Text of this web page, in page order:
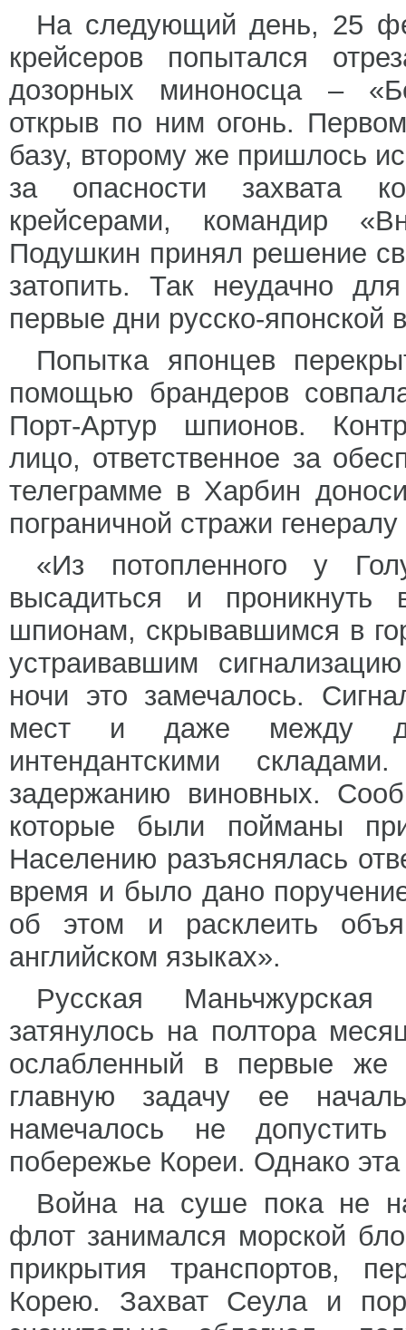
На следующий день, 25
крейсеров попытался
дозорных миноносца –
открыв по ним огонь.
базу, второму же пришлось
за опасности захвата
крейсерами, командир
Подушкин принял решение
затопить. Так неудачно
первые дни русско-японской
Попытка японцев
помощью брандеров
Порт-Артур шпионов.
лицо, ответственное за
телеграмме в Харбин
пограничной стражи
«Из потопленного у
высадиться и проникнуть
шпионам, скрывавшимся в
устраивавшим
ночи это замечалось.
мест и даже между
интендантскими
задержанию виновных.
которые были пойманы
Населению разъяснялась
время и было дано
об этом и расклеить
английском языках».
Русская Маньчжурская
затянулось на полтора
ослабленный в первые же
главную задачу ее
намечалось не
побережье Кореи. Однако
Война на суше пока не
флот занимался морской
прикрытия транспортов,
Корею. Захват Сеула и